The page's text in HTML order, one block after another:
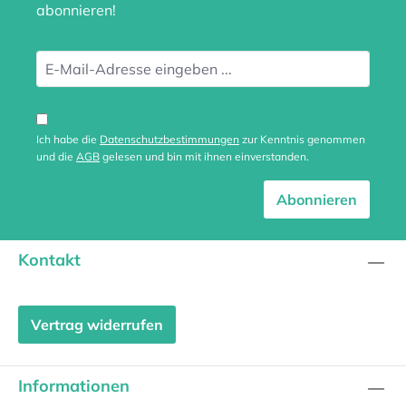
abonnieren!
Ich habe die Datenschutzbestimmungen zur Kenntnis genommen
und die AGB gelesen und bin mit ihnen einverstanden.
Abonnieren
Kontakt
Vertrag widerrufen
Informationen